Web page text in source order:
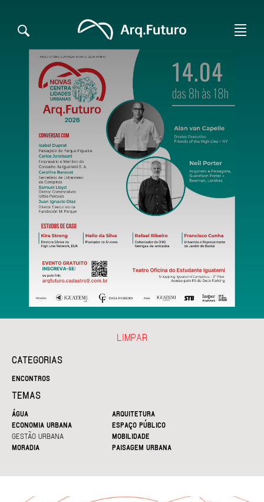
CATEGORIAS
ENCONTROS
TEMAS
ÁGUA
ARQUITETURA
ECONOMIA URBANA
ESPAÇO PÚBLICO
GESTÃO URBANA
MOBILIDADE
MORADIA
PAISAGEM URBANA
LIMPAR